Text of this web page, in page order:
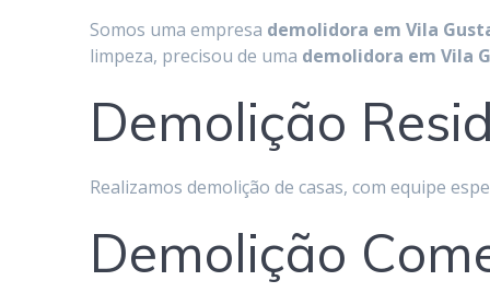
Somos uma empresa demolidora em Vila
limpeza, precisou de uma demolidora em Vila
Demolição
Realizamos demolição de casas, com equipe
Demolição